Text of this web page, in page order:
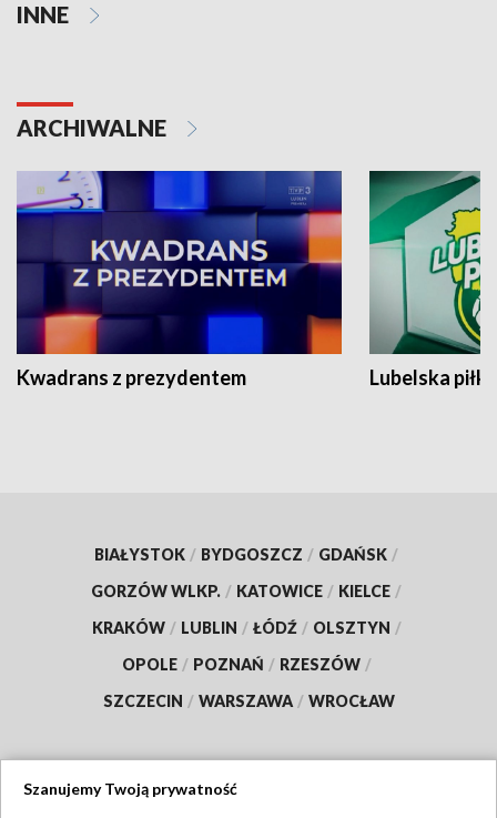
INNE
ARCHIWALNE
Kwadrans z prezydentem Lubelska piłka
BIAŁYSTOK / BYDGOSZCZ / GDAŃSK /
GORZÓW WLKP. / KATOWICE / KIELCE /
KRAKÓW / LUBLIN / ŁÓDŹ / OLSZTYN /
OPOLE / POZNAŃ / RZESZÓW /
SZCZECIN / WARSZAWA / WROCŁAW
Szanujemy Twoją prywatność